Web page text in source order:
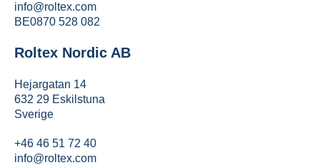
info@roltex.com
BE0870 528 082
Roltex Nordic AB
Hejargatan 14
632 29 Eskilstuna
Sverige
+46 46 51 72 40
info@roltex.com